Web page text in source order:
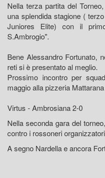
Nella terza partita del
una splendida stagione (
Juniores Elite) con il
S.Ambrogio".
Bene Alessandro Fortunato,
reti si è presentato al meglio.
Prossimo incontro per
maggio alla pizzeria
Virtus - Ambrosiana 2-0
Nella seconda gara del
contro i rossoneri
A segno Nardella e ancora